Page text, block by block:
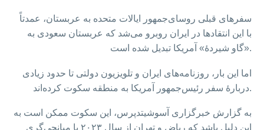
سفرهای قبلی روسای‌جمهور ایالات متحده به عربستان، عمدتاً
با این انتقادها در ایران روبرو می‌شد که عربستان سعودی به
«گاو شیردهٔ» آمریکا تبدیل شده است.
اما این بار، روزنامه‌های ایران و تلویزیون دولتی تا حدود زیادی
دربارهٔ سفر رئیس‌جمهور آمریکا به منطقه سکوت کرده‌اند.
به گزارش خبرگزاری آسوشیتدپرس، این سکوت ممکن است به
این دلیل باشد که ریاض و تهران از سال ۲۰۲۳ با میانجی‌گری